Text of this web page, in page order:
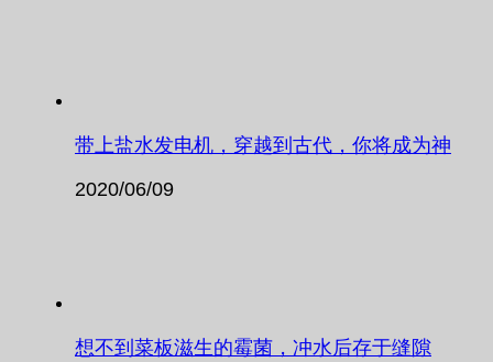
带上盐水发电机，穿越到古代，你将成为神
2020/06/09
想不到菜板滋生的霉菌，冲水后存于缝隙